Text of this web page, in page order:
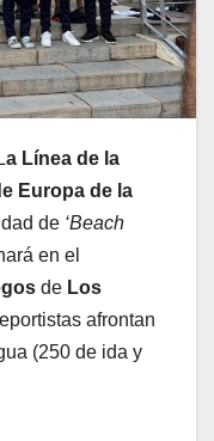
a Línea de la
Europa de la
de ‘Beach
en el
de Los
afrontan
(250 de ida y